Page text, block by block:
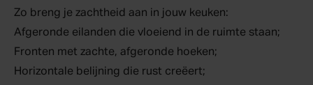
Zo breng je zachtheid aan in jouw keuken:
Afgeronde eilanden die vloeiend in de ruimte staan;
Fronten met zachte, afgeronde hoeken;
Horizontale belijning die rust creëert;